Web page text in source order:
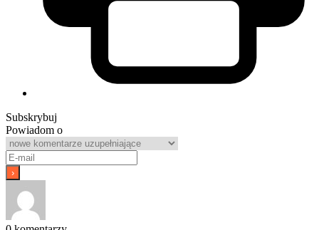
Subskrybuj
Powiadom o